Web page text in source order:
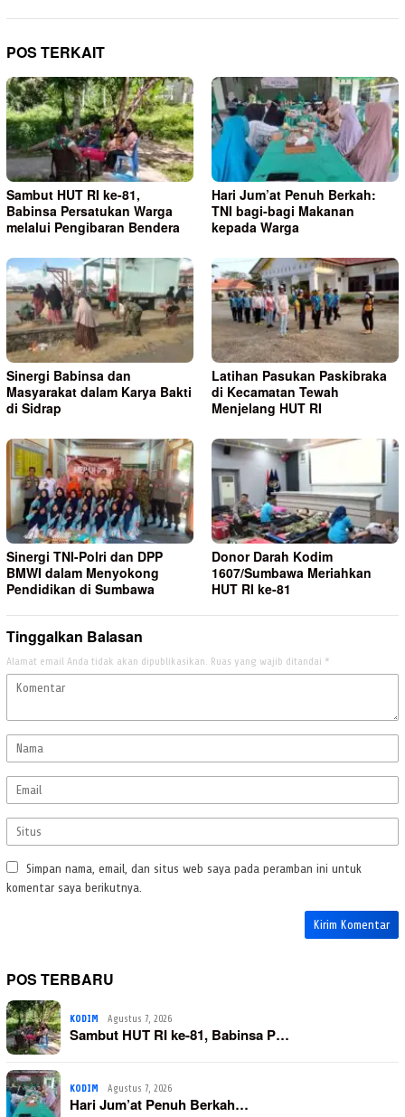
POS TERKAIT
Sambut HUT RI ke-81,
Babinsa Persatukan Warga
melalui Pengibaran Bendera
Hari Jum’at Penuh Berkah:
TNI bagi-bagi Makanan
kepada Warga
Sinergi Babinsa dan
Masyarakat dalam Karya Bakti
di Sidrap
Latihan Pasukan Paskibraka
di Kecamatan Tewah
Menjelang HUT RI
Sinergi TNI-Polri dan DPP
BMWI dalam Menyokong
Pendidikan di Sumbawa
Donor Darah Kodim
1607/Sumbawa Meriahkan
HUT RI ke-81
Tinggalkan Balasan
Alamat email Anda tidak akan dipublikasikan. Ruas yang wajib ditandai *
Simpan nama, email, dan situs web saya pada peramban ini untuk
komentar saya berikutnya.
POS TERBARU
KODIM Agustus 7, 2026
Sambut HUT RI ke-81, Babinsa P…
KODIM Agustus 7, 2026
Hari Jum’at Penuh Berkah…